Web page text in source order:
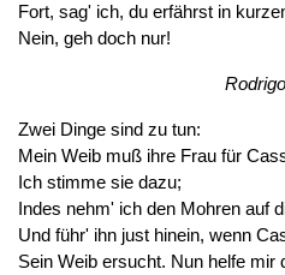
Fort, sag' ich, du erfährst in
Nein, geh doch nur!
Zwei Dinge sind zu tun:
Mein Weib muß ihre Frau für
Ich stimme sie dazu;
Indes nehm' ich den Mohren auf
Und führ' ihn just hinein, wenn
Sein Weib ersucht. Nun helfe mir